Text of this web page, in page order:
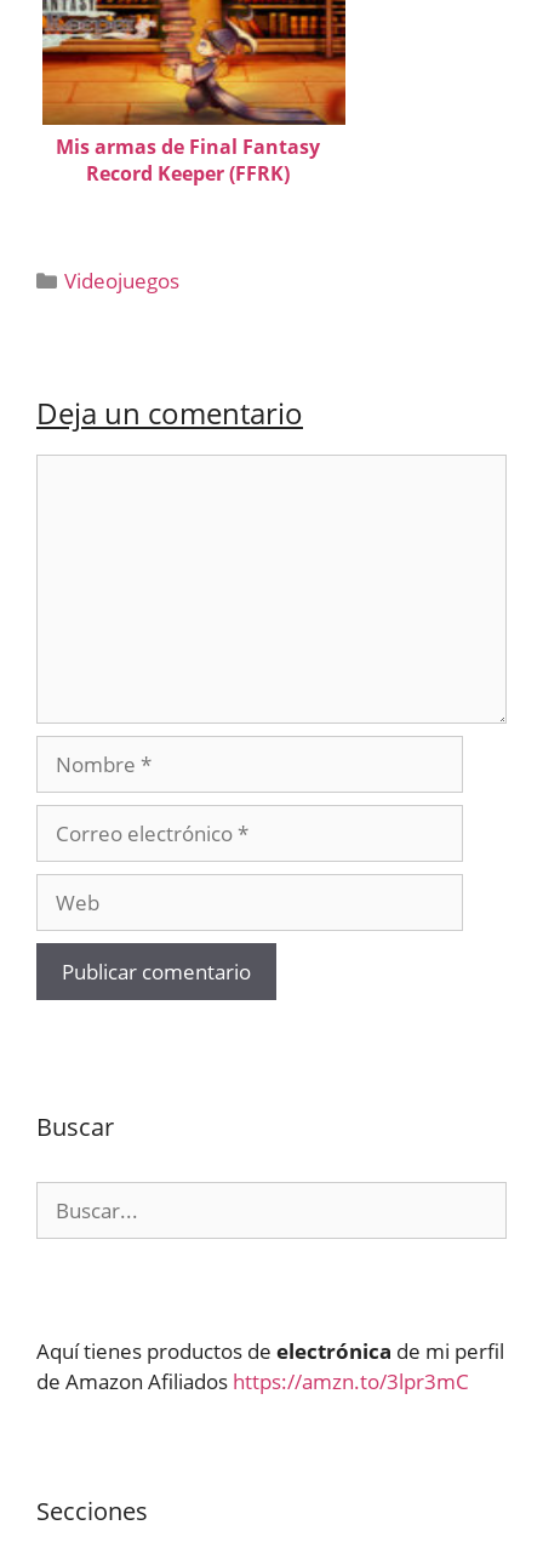
Mis armas de Final Fantasy
Record Keeper (FFRK)
Categorías
Videojuegos
Deja un comentario
Nombre
electrónico
Buscar
Aquí tienes productos de electrónica de mi perfil
de Amazon Afiliados https://amzn.to/3lpr3mC
Secciones